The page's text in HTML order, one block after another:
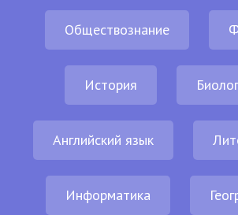
Обществознание
История
Английский язык
Информатика